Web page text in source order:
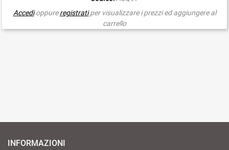
Accedioppureregistrati per visualizzare i prezzi ed aggiungere al
carrello
INFORMAZIONI